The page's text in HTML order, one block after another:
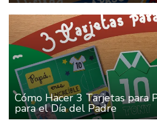
Cómo Hacer 3 Tarjetas para
para el Día del Padre